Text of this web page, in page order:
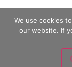
We use cookies
our website. If